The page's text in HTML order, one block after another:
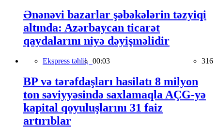
Ənənəvi bazarlar şəbəkələrin təzyiqi
altında: Azərbaycan ticarət
qaydalarını niyə dəyişməlidir
Ekspress təhlil, 00:03 316
BP və tərəfdaşları hasilatı 8 milyon
ton səviyyəsində saxlamaqla AÇG-yə
kapital qoyuluşlarını 31 faiz
artırıblar